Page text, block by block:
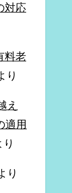
対応
料老
り
え
適用
り
り